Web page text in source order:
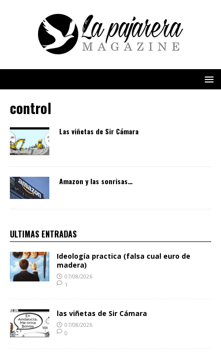
control
Las viñetas de Sir Cámara
Amazon y las sonrisas…
ULTIMAS ENTRADAS
Ideología practica (falsa cual euro de
madera)
07/08/2026
1
las viñetas de Sir Cámara
07/08/2026
0